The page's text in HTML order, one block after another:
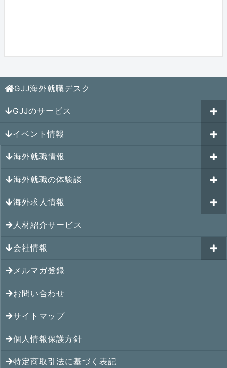
GJJ海外就職デスク
GJJのサービス
海外就職カウンセリング
はじめての海外就職セミナー
キャリアパスポートAI
GJJキャリア伴走プログラム
GJJキャリアコミュニティ
イベント情報
参加受付中のイベント
過去のイベント一覧
海外就職情報
アメリカの就職情報
カナダの就職情報
メキシコの就職情報
ヨーロッパの就職情報
オセアニアの就職情報
シンガポールの就職情報
マレーシアの就職情報
タイの就職情報
ベトナムの就職情報
海外就職の体験談
海外就職その後の体験談
シンガポール就職の体験談
マレーシア就職の体験談
タイ就職の体験談
ベトナム就職の体験談
インドネシア就職の体験談
インド就職の体験談
フィリピン就職の体験談
海外求人情報
シンガポールの求人
マレーシアの求人
タイの求人
ベトナムの求人
インドネシアの求人
インドの求人
フィリピンの求人
人材紹介サービス
会社情報
アクセス
メンバー紹介
提携先
コンサルタント
メルマガ登録
お問い合わせ
サイトマップ
個人情報保護方針
特定商取引法に基づく表記